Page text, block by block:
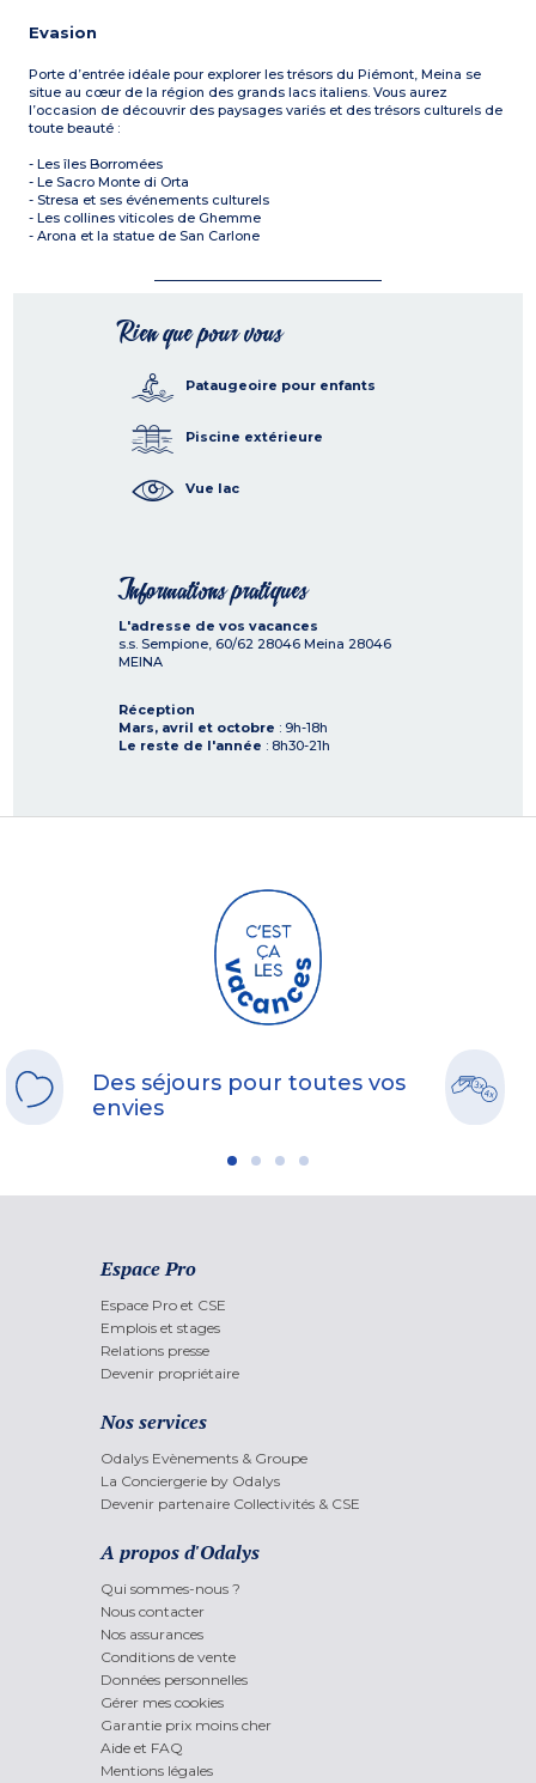
Evasion
Porte d’entrée idéale pour explorer les trésors du Piémont, Meina se
situe au cœur de la région des grands lacs italiens. Vous aurez
l’occasion de découvrir des paysages variés et des trésors culturels de
toute beauté :
- Les îles Borromées
- Le Sacro Monte di Orta
- Stresa et ses événements culturels
- Les collines viticoles de Ghemme
- Arona et la statue de San Carlone
Rien que pour vous
Pataugeoire pour enfants
Piscine extérieure
Vue lac
Informations pratiques
L'adresse de vos vacances
s.s. Sempione, 60/62 28046 Meina 28046
MEINA
Réception
Mars, avril et octobre : 9h-18h
Le reste de l'année : 8h30-21h
Des séjours pour toutes vos
envies
Espace Pro
Espace Pro et CSE
Emplois et stages
Relations presse
Devenir propriétaire
Nos services
Odalys Evènements & Groupe
La Conciergerie by Odalys
Devenir partenaire Collectivités & CSE
A propos d'Odalys
Qui sommes-nous ?
Nous contacter
Nos assurances
Conditions de vente
Données personnelles
Gérer mes cookies
Garantie prix moins cher
Aide et FAQ
Mentions légales